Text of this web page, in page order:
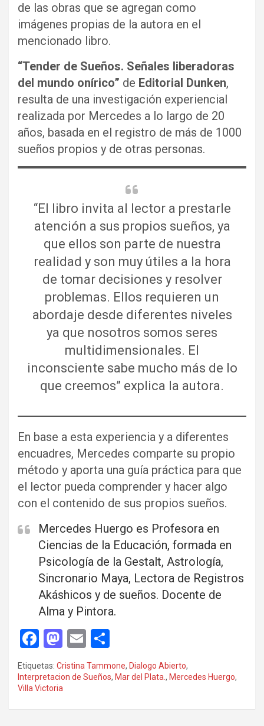
de las obras que se agregan como
imágenes propias de la autora en el
mencionado libro.
“Tender de Sueños. Señales liberadoras
del mundo onírico” de Editorial Dunken,
resulta de una investigación experiencial
realizada por Mercedes a lo largo de 20
años, basada en el registro de más de 1000
sueños propios y de otras personas.
“El libro invita al lector a prestarle
atención a sus propios sueños, ya
que ellos son parte de nuestra
realidad y son muy útiles a la hora
de tomar decisiones y resolver
problemas. Ellos requieren un
abordaje desde diferentes niveles
ya que nosotros somos seres
multidimensionales. El
inconsciente sabe mucho más de lo
que creemos” explica la autora.
En base a esta experiencia y a diferentes
encuadres, Mercedes comparte su propio
método y aporta una guía práctica para que
el lector pueda comprender y hacer algo
con el contenido de sus propios sueños.
Mercedes Huergo es Profesora en
Ciencias de la Educación, formada en
Psicología de la Gestalt, Astrología,
Sincronario Maya, Lectora de Registros
Akáshicos y de sueños. Docente de
Alma y Pintora.
F
a
ce
b
o
M
a
st
o
d
E
m
ail m
ar
Etiquetas: Cristina Tammone, Dialogo Abierto,
Interpretacion de Sueños, Mar del Plata. , Mercedes Huergo,
Villa Victoria